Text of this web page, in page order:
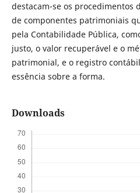
destacam-se os procedimentos
de componentes patrimoniais
pela Contabilidade Pública,
justo, o valor recuperável e o
patrimonial, e o registro
essência sobre a forma.
Downloads